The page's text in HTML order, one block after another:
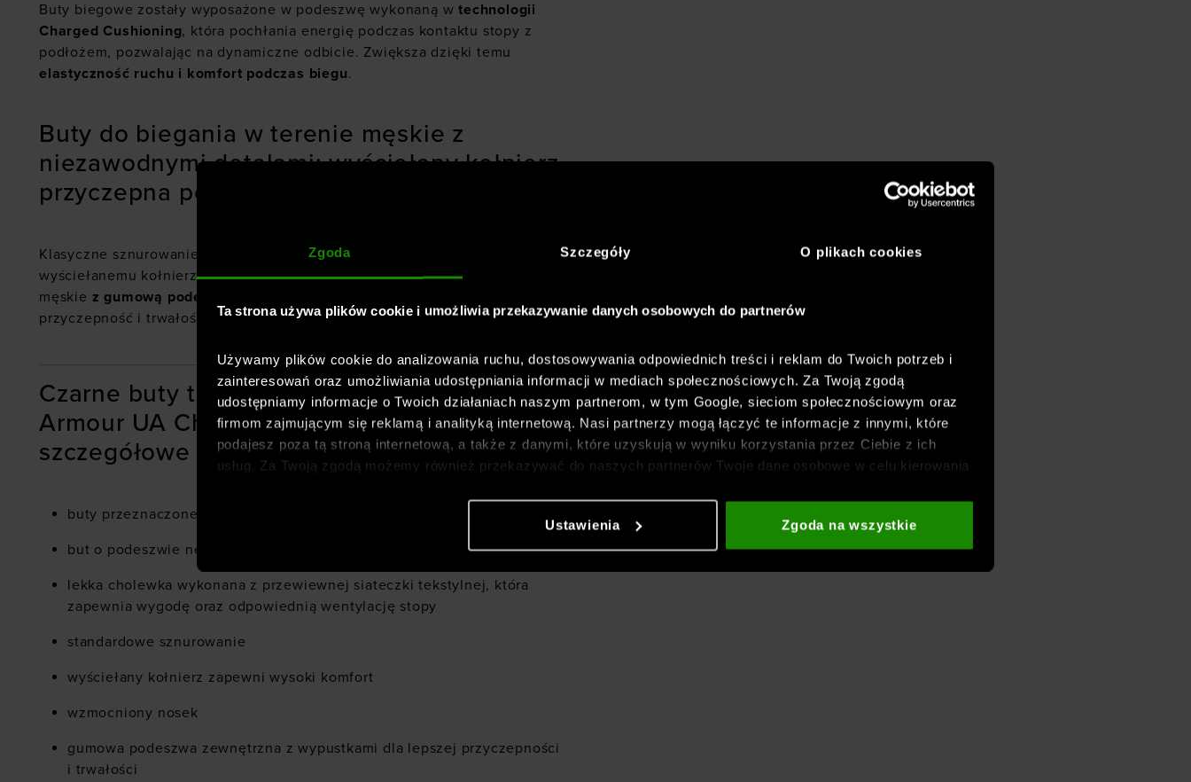
Zgoda Szczegóły O plikach cookies
Ta strona używa plików cookie i umożliwia przekazywanie danych osobowych do partnerów
Używamy plików cookie do analizowania ruchu, dostosowywania odpowiednich treści i reklam do Twoich potrzeb i
zainteresowań oraz umożliwiania udostępniania informacji w mediach społecznościowych. Za Twoją zgodą
udostępniamy informacje o Twoich działaniach naszym partnerom, w tym Google, sieciom społecznościowym oraz
firmom zajmującym się reklamą i analityką internetową. Nasi partnerzy mogą łączyć te informacje z innymi, które
podajesz poza tą stroną internetową, a także z danymi, które uzyskują w wyniku korzystania przez Ciebie z ich
usług. Za Twoją zgodą możemy również przekazywać do naszych partnerów Twoje dane osobowe w celu kierowania
społecznościowych). Szczegółowe informacje znajdziesz w naszej
Polityce prywatnościoraz sekcji „Szczegóły”
Ustawienia Zgoda na wszystkie
Buty biegowe zostały wyposażone w podeszwę wykonaną wtechnologii
Charged Cushioning, która pochłania energię podczas kontaktu stopy z
podłożem, pozwalając na dynamiczne odbicie. Zwiększa dzięki temu
elastyczność ruchu i komfort podczas biegu.
Buty do biegania w terenie męskie z
niezawodnymi detalami: wyściełany kołnierz,
przyczepna podeszwa zewnętrzna
Klasyczne sznurowanie. Doskonała wygoda i dopasowanie dzięki
wyściełanemu kołnierzowi. Wzmocniony nosek. Buty sportowe do biegania
męskie z gumową podeszwą
przyczepność i trwałość.
Czarne buty trailowe dla mężczyzn Under
Armour UA Charged Bandit Tr 3 Sp -
szczegółowe cechy:
buty przeznaczone do biegania w terenie
but o podeszwie neutralnej cholewka i niskim profilu
lekka cholewka wykonana z przewiewnej siateczki tekstylnej, która
zapewnia wygodę oraz odpowiednią wentylację stopy
standardowe sznurowanie
wyściełany kołnierz zapewni wysoki komfort
wzmocniony nosek
gumowa podeszwa zewnętrzna z wypustkami dla lepszej przyczepności
i trwałości